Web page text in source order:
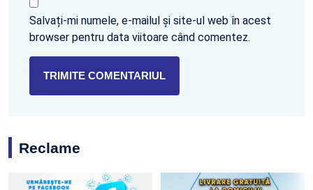
Salvați-mi numele, e-mailul și site-ul web în acest
browser pentru data viitoare când comentez.
Reclame